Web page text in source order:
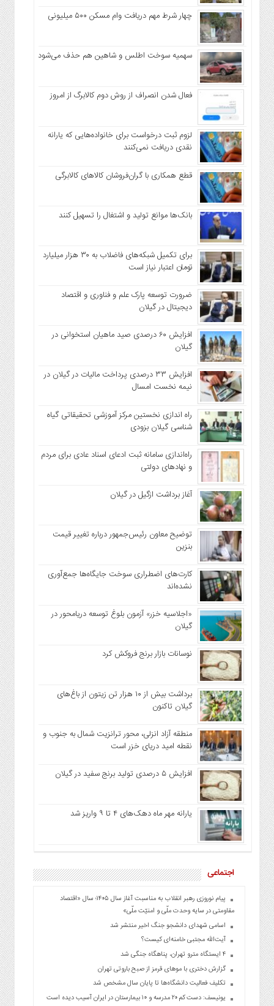
چهار شرط مهم دریافت وام مسکن ۵۰۰ میلیونی
سهمیه سوخت اطلس و شاهین هم حذف می‌شود
فعال شدن انصراف از روش دوم کالابرگ از امروز
لزوم ثبت درخواست برای خانواده‌هایی که یارانه
نقدی دریافت نمی‌کنند
قطع همکاری با گران‌فروشان کالاهای کالابرگی
بانک‌ها موانع تولید و اشتغال را تسهیل کنند
برای تکمیل شبکه‌های فاضلاب به ۳۰ هزار میلیارد
تومان اعتبار نیاز است
ضرورت توسعه پارک علم و فناوری و اقتصاد
دیجیتال در گیلان
افزایش ۶۰ درصدی صید ماهیان استخوانی در
گیلان
افزایش ۳۳ درصدی پرداخت مالیات در گیلان در
نیمه نخست امسال
راه اندازی نخستین مرکز آموزشی تحقیقاتی گیاه
شناسی گیلان بزودی
راه‌اندازی سامانه ثبت ادعای اسناد عادی برای مردم
و نهاد‌های دولتی
آغاز برداشت ازگیل در گیلان
توضیح معاون رئیس‌جمهور درباره تغییر قیمت
بنزین
کارت‌های اضطراری سوخت جایگاه‌ها جمع‌آوری
نشده‌اند
«اجلاسیه خزر» آزمون بلوغ توسعه دریامحور در
گیلان
نوسانات بازار برنج فروکش کرد
برداشت بیش از ۱۰ هزار تن زیتون از باغ‌های
گیلان تاکنون
منطقه آزاد انزلی، محور ترانزیت شمال به جنوب و
نقطه امید دریای خزر است
افزایش ۵ درصدی تولید برنج سفید در گیلان
یارانه مهر ماه دهک‌های ۴ تا ۹ واریز شد
اجتماعی
پیام نوروزی رهبر انقلاب به مناسبت آغاز سال ۱۴۰۵؛ سال «اقتصاد
مقاومتی در سایه وحدت ملّی و امنیّت ملّی»
اسامی شهدای دانشجو جنگ اخیر منتشر شد
آیت‌الله مجتبی خامنه‌ای کیست؟
۴ ایستگاه مترو تهران، پناهگاه جنگی شد
گزارش دختری با موهای قرمز از صبح باروتی تهران
تکلیف فعالیت دانشگاه‌ها تا پایان سال مشخص شد
یونیسف: دست کم ۲۰ مدرسه و ۱۰ بیمارستان در ایران آسیب دیده است